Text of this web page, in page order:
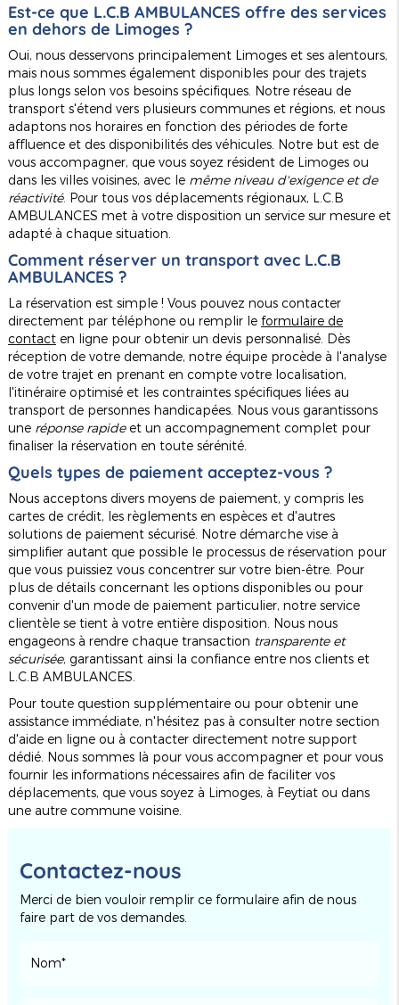
Est-ce que L.C.B AMBULANCES offre des services
en dehors de Limoges ?
Oui, nous desservons principalement Limoges et ses alentours,
mais nous sommes également disponibles pour des trajets
plus longs selon vos besoins spécifiques. Notre réseau de
transport s'étend vers plusieurs communes et régions, et nous
adaptons nos horaires en fonction des périodes de forte
affluence et des disponibilités des véhicules. Notre but est de
vous accompagner, que vous soyez résident de Limoges ou
dans les villes voisines, avec le même niveau d'exigence et de
réactivité. Pour tous vos déplacements régionaux, L.C.B
AMBULANCES met à votre disposition un service sur mesure et
adapté à chaque situation.
Comment réserver un transport avec L.C.B
AMBULANCES ?
La réservation est simple ! Vous pouvez nous contacter
directement par téléphone ou remplir le formulaire de
contacten ligne pour obtenir un devis personnalisé. Dès
réception de votre demande, notre équipe procède à l'analyse
de votre trajet en prenant en compte votre localisation,
l'itinéraire optimisé et les contraintes spécifiques liées au
transport de personnes handicapées. Nous vous garantissons
une réponse rapideet un accompagnement complet pour
finaliser la réservation en toute sérénité.
Quels types de paiement acceptez-vous ?
Nous acceptons divers moyens de paiement, y compris les
cartes de crédit, les règlements en espèces et d'autres
solutions de paiement sécurisé. Notre démarche vise à
simplifier autant que possible le processus de réservation pour
que vous puissiez vous concentrer sur votre bien-être. Pour
plus de détails concernant les options disponibles ou pour
convenir d'un mode de paiement particulier, notre service
clientèle se tient à votre entière disposition. Nous nous
engageons à rendre chaque transaction transparente et
sécurisée, garantissant ainsi la confiance entre nos clients et
L.C.B AMBULANCES.
Pour toute question supplémentaire ou pour obtenir une
assistance immédiate, n'hésitez pas à consulter notre section
d'aide en ligne ou à contacter directement notre support
dédié. Nous sommes là pour vous accompagner et pour vous
fournir les informations nécessaires afin de faciliter vos
déplacements, que vous soyez à Limoges, à Feytiat ou dans
une autre commune voisine.
Contactez-nous
Merci de bien vouloir remplir ce formulaire afin de nous
faire part de vos demandes.